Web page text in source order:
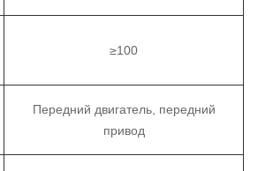
≥100
Передний двигатель, передний
привод